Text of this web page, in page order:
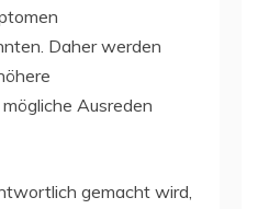
Daher werden
Ausreden
gemacht wird,